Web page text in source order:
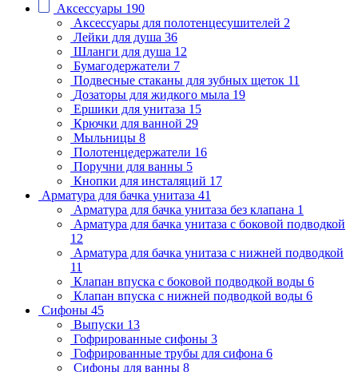
Аксессуары 190
Аксессуары для полотенцесушителей 2
Лейки для душа 36
Шланги для душа 12
Бумагодержатели 7
Подвесные стаканы для зубных щеток 11
Дозаторы для жидкого мыла 19
Ершики для унитаза 15
Крючки для ванной 29
Мыльницы 8
Полотенцедержатели 16
Поручни для ванны 5
Кнопки для инсталяций 17
Арматура для бачка унитаза 41
Арматура для бачка унитаза без клапана 1
Арматура для бачка унитаза с боковой подводкой
12
Арматура для бачка унитаза с нижней подводкой
11
Клапан впуска с боковой подводкой воды 6
Клапан впуска с нижней подводкой воды 6
Сифоны 45
Выпуски 13
Гофрированные сифоны 3
Гофрированные трубы для сифона 6
Сифоны для ванны 8